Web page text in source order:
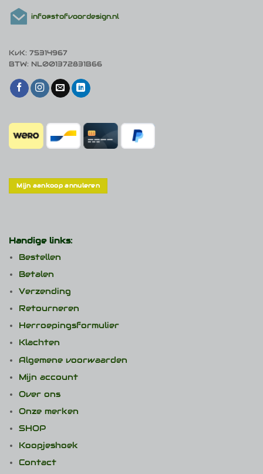
info@stofvoordesign.nl
KvK: 75314967
BTW: NL001372831B66
Mijn aankoop annuleren
Handige links:
Bestellen
Betalen
Verzending
Retourneren
Herroepingsformulier
Klachten
Algemene voorwaarden
Mijn account
Over ons
Onze merken
SHOP
Koopjeshoek
Contact